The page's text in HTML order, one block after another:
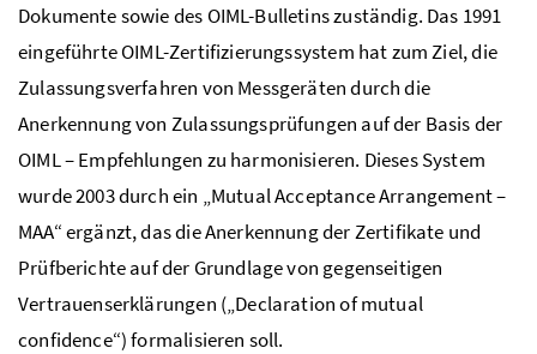
Dokumente sowie des OIML-Bulletins zuständig. Das 1991
eingeführte OIML-Zertifizierungssystem hat zum Ziel, die
Zulassungsverfahren von Messgeräten durch die
Anerkennung von Zulassungsprüfungen auf der Basis der
OIML – Empfehlungen zu harmonisieren. Dieses System
wurde 2003 durch ein „Mutual Acceptance Arrangement –
MAA“ ergänzt, das die Anerkennung der Zertifikate und
Prüfberichte auf der Grundlage von gegenseitigen
Vertrauenserklärungen („Declaration of mutual
confidence“) formalisieren soll.